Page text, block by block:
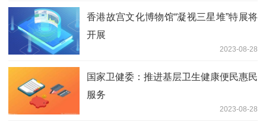
香港故宫文化博物馆“凝视三星堆”特展将
开展
2023-08-28
国家卫健委：推进基层卫生健康便民惠民
服务
2023-08-28